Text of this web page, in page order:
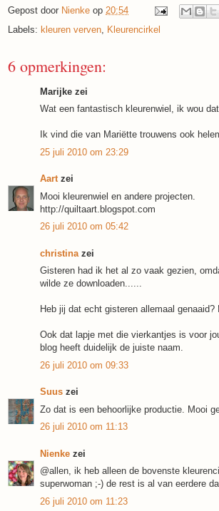
Gepost door Nienke op 20:54
Labels: kleuren verven Kleurencirkel
6 opmerkingen:
Marijke zei
Wat een fantastisch kleurenwiel, ik wou
Ik vind die van Mariëtte trouwens ook
25 juli 2010 om 23:29
Aartzei
Mooi kleurenwiel en andere projecten.
http://quiltaart.blogspot.com
26 juli 2010 om 05:42
christina zei
Gisteren had ik het al zo vaak gezien,
wilde ze downloaden......
Heb jij dat echt gisteren allemaal
Ook dat lapje met die vierkantjes is voor
blog heeft duidelijk de juiste naam.
26 juli 2010 om 09:33
Suus zei
Zo dat is een behoorlijke productie. Mooi
26 juli 2010 om 11:13
Nienke zei
@allen, ik heb alleen de bovenste
superwoman ;-) de rest is al van eerdere
26 juli 2010 om 11:23